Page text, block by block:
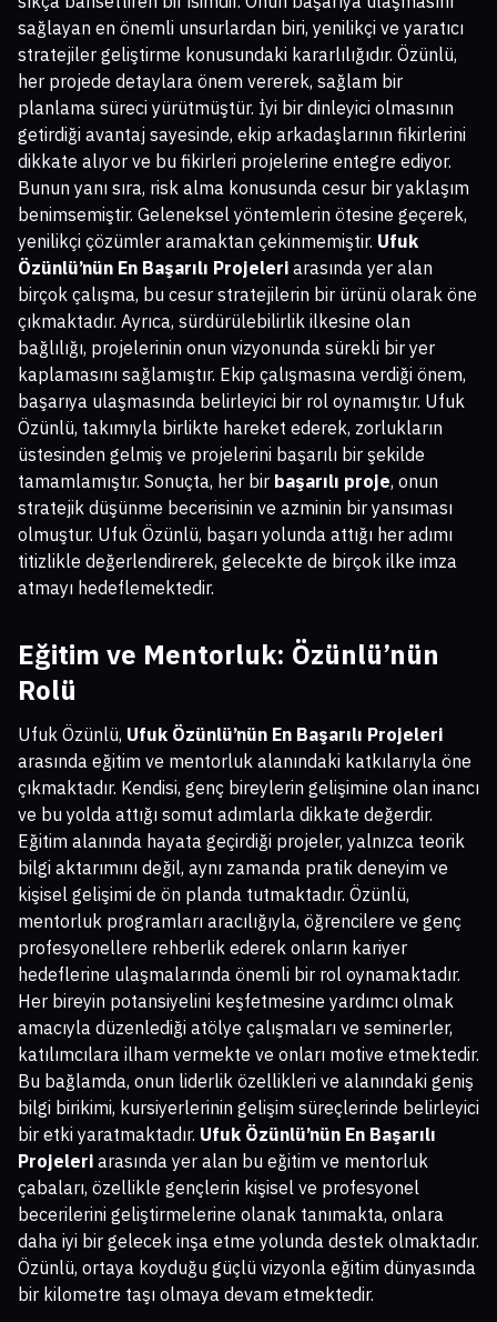
sağlayan en önemli unsurlardan biri, yenilikçi ve yaratıcı
stratejiler geliştirme konusundaki kararlılığıdır. Özünlü,
her projede detaylara önem vererek, sağlam bir
planlama süreci yürütmüştür. İyi bir dinleyici olmasının
getirdiği avantaj sayesinde, ekip arkadaşlarının fikirlerini
dikkate alıyor ve bu fikirleri projelerine entegre ediyor.
Bunun yanı sıra, risk alma konusunda cesur bir yaklaşım
benimsemiştir. Geleneksel yöntemlerin ötesine geçerek,
yenilikçi çözümler aramaktan çekinmemiştir. Ufuk
Özünlü’nün En Başarılı Projeleri arasında yer alan
birçok çalışma, bu cesur stratejilerin bir ürünü olarak öne
çıkmaktadır. Ayrıca, sürdürülebilirlik ilkesine olan
bağlılığı, projelerinin onun vizyonunda sürekli bir yer
kaplamasını sağlamıştır. Ekip çalışmasına verdiği önem,
başarıya ulaşmasında belirleyici bir rol oynamıştır. Ufuk
Özünlü, takımıyla birlikte hareket ederek, zorlukların
üstesinden gelmiş ve projelerini başarılı bir şekilde
tamamlamıştır. Sonuçta, her bir başarılı proje, onun
stratejik düşünme becerisinin ve azminin bir yansıması
olmuştur. Ufuk Özünlü, başarı yolunda attığı her adımı
titizlikle değerlendirerek, gelecekte de birçok ilke imza
atmayı hedeflemektedir.
Eğitim ve Mentorluk: Özünlü’nün
Rolü
Ufuk Özünlü, Ufuk Özünlü’nün En Başarılı Projeleri
arasında eğitim ve mentorluk alanındaki katkılarıyla öne
çıkmaktadır. Kendisi, genç bireylerin gelişimine olan inancı
ve bu yolda attığı somut adımlarla dikkate değerdir.
Eğitim alanında hayata geçirdiği projeler, yalnızca teorik
bilgi aktarımını değil, aynı zamanda pratik deneyim ve
kişisel gelişimi de ön planda tutmaktadır. Özünlü,
mentorluk programları aracılığıyla, öğrencilere ve genç
profesyonellere rehberlik ederek onların kariyer
hedeflerine ulaşmalarında önemli bir rol oynamaktadır.
Her bireyin potansiyelini keşfetmesine yardımcı olmak
amacıyla düzenlediği atölye çalışmaları ve seminerler,
katılımcılara ilham vermekte ve onları motive etmektedir.
Bu bağlamda, onun liderlik özellikleri ve alanındaki geniş
bilgi birikimi, kursiyerlerinin gelişim süreçlerinde belirleyici
bir etki yaratmaktadır. Ufuk Özünlü’nün En Başarılı
Projeleri arasında yer alan bu eğitim ve mentorluk
çabaları, özellikle gençlerin kişisel ve profesyonel
becerilerini geliştirmelerine olanak tanımakta, onlara
daha iyi bir gelecek inşa etme yolunda destek olmaktadır.
Özünlü, ortaya koyduğu güçlü vizyonla eğitim dünyasında
bir kilometre taşı olmaya devam etmektedir.